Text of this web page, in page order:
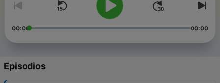
00:00 00:00
Episodios